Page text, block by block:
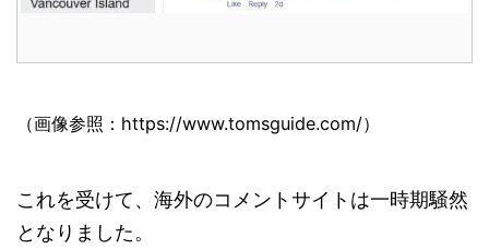
（画像参照：https://www.tomsguide.com/）
これを受けて、海外のコメントサイトは一時期騒然
となりました。